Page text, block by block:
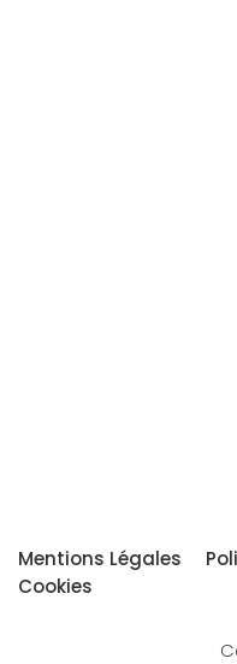
Mentions Légales
Cookies